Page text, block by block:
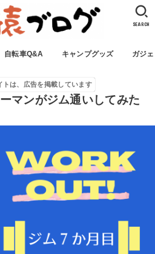
自転車Q&A キャンプグッズ ガジ
SEARCH
トは、広告を掲載しています
マンがジム通いしてみた